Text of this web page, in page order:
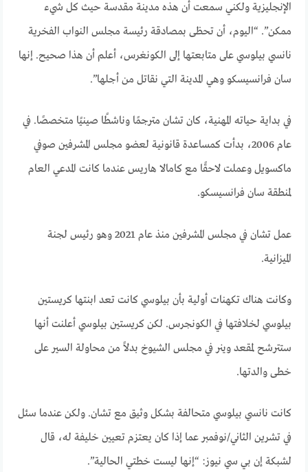
الإنجليزية ولكني سمعت أن هذه مدينة مقدسة حيث كل شيء
ممكن”. “اليوم، أن تحظى بمصادقة رئيسة مجلس النواب الفخرية
نانسي بيلوسي على متابعتها إلى الكونغرس، أعلم أن هذا صحيح. إنها
سان فرانسيسكو وهي المدينة التي نقاتل من أجلها”.
في بداية حياته المهنية، كان تشان مترجمًا وناشطًا صينيًا متخصصًا. في
عام 2006، بدأت كمساعدة قانونية لعضو مجلس المشرفين صوفي
ماكسويل وعملت لاحقًا مع كامالا هاريس عندما كانت المدعي العام
لمنطقة سان فرانسيسكو.
عمل تشان في مجلس المشرفين منذ عام 2021 وهو رئيس لجنة
الميزانية.
وكانت هناك تكهنات أولية بأن بيلوسي كانت تعد ابنتها كريستين
بيلوسي لخلافتها في الكونجرس. لكن كريستين بيلوسي أعلنت أنها
ستترشح لمقعد وينر في مجلس الشيوخ بدلاً من محاولة السير على
خطى والدتها.
كانت نانسي بيلوسي متحالفة بشكل وثيق مع تشان. ولكن عندما سئل
في تشرين الثاني/نوفمبر عما إذا كان يعتزم تعيين خليفة له، قال
لشبكة إن بي سي نيوز: “إنها ليست خطتي الحالية”.